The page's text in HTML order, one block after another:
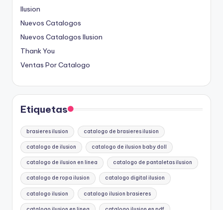
Ilusion
Nuevos Catalogos
Nuevos Catalogos Ilusion
Thank You
Ventas Por Catalogo
Etiquetas
brasieres ilusion catalogo de brasieres ilusion
catalogo de ilusion catalogo de ilusion baby doll
catalogo de ilusion en linea catalogo de pantaletas ilusion
catalogo de ropa ilusion catalogo digital ilusion
catalogo ilusion catalogo ilusion brasieres